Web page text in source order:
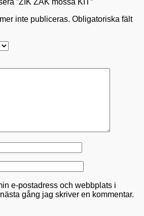
”ZIK ZAK mössa KIT”
inte publiceras. Obligatoriska fält
e-postadress och webbplats i
gång jag skriver en kommentar.